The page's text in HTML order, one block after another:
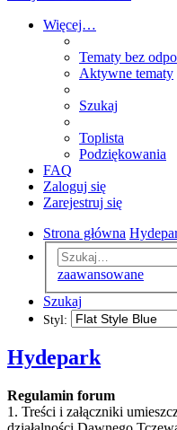
Więcej…
Tematy bez
Aktywne tematy
Szukaj
Toplista
Podziękowania
FAQ
Zaloguj się
Zarejestruj się
Strona główna
zaawansowane
Szukaj
Styl:
Hydepark
Regulamin forum
1. Treści i załączniki